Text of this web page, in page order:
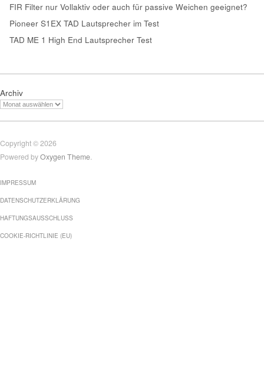
FIR Filter nur Vollaktiv oder auch für passive Weichen geeignet?
Pioneer S1EX TAD Lautsprecher im Test
TAD ME 1 High End Lautsprecher Test
Archiv
Copyright © 2026
Powered byOxygen Theme.
IMPRESSUM
DATENSCHUTZERKLÄRUNG
HAFTUNGSAUSSCHLUSS
COOKIE-RICHTLINIE (EU)